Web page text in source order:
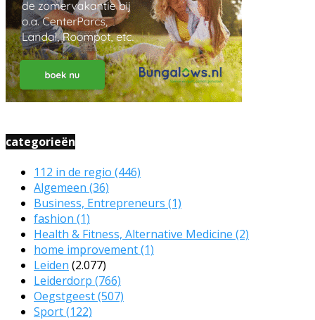
categorieën
112 in de regio (446)
Algemeen (36)
Business, Entrepreneurs (1)
fashion (1)
Health & Fitness, Alternative Medicine (2)
home improvement(1)
Leiden (2.077)
Leiderdorp (766)
Oegstgeest(507)
Sport(122)